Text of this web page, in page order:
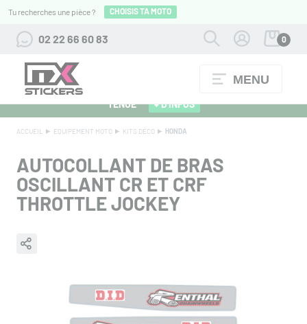
Tu recherches une pièce ? CHOISIS TA MOTO
02 22 66 60 83 0
MENU
ALPINESTARS 27 : FLOCAGE OFFERT POUR L'ACHAT D'UNE
TENUE
+ D'INFOS
ACCUEIL EQUIPEMENT MOTO KITS DÉCO HONDA
AUTOCOLLANT DE BRAS
OSCILLANT CR ET CRF
THROTTLE JOCKEY